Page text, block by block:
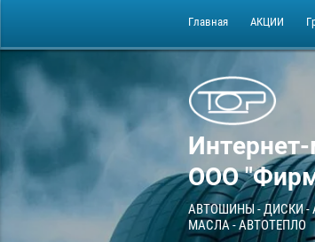
Главная АКЦИИ
ООО
АВТОШИНЫ - ДИСКИ -
МАСЛА - АВТОТЕПЛО